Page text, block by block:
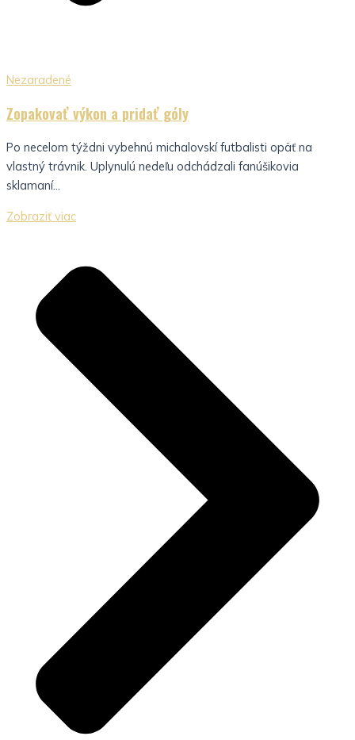
Nezaradené
Zopakovať výkon a pridať góly
Po necelom týždni vybehnú michalovskí futbalisti opäť na
vlastný trávnik. Uplynulú nedeľu odchádzali fanúšikovia
sklamaní...
Zobraziť viac